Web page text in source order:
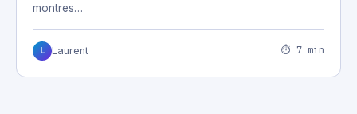
montres…
L Laurent ⏱ 7 min